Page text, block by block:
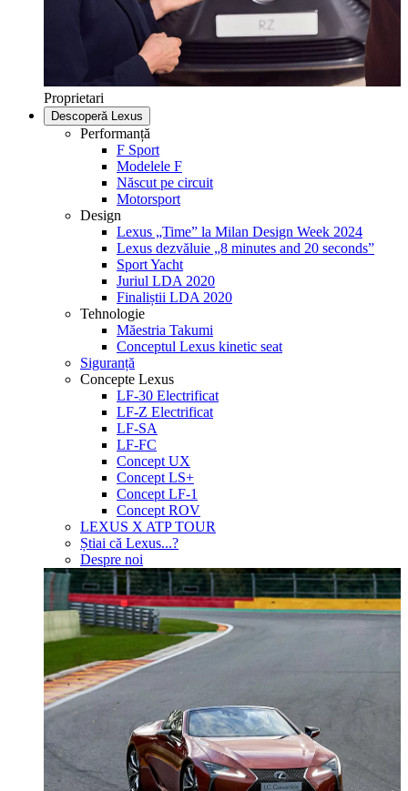
Proprietari
Descoperă Lexus
Performanță
F Sport
Modelele F
Născut pe circuit
Motorsport
Design
Lexus „Time” la Milan Design Week 2024
Lexus dezvăluie „8 minutes and 20 seconds”
Sport Yacht
Juriul LDA 2020
Finaliștii LDA 2020
Tehnologie
Măestria Takumi
Conceptul Lexus kinetic seat
Siguranță
Concepte Lexus
LF-30 Electrificat
LF-Z Electrificat
LF-SA
LF-FC
Concept UX
Concept LS+
Concept LF-1
Concept ROV
LEXUS X ATP TOUR
Știai că Lexus...?
Despre noi